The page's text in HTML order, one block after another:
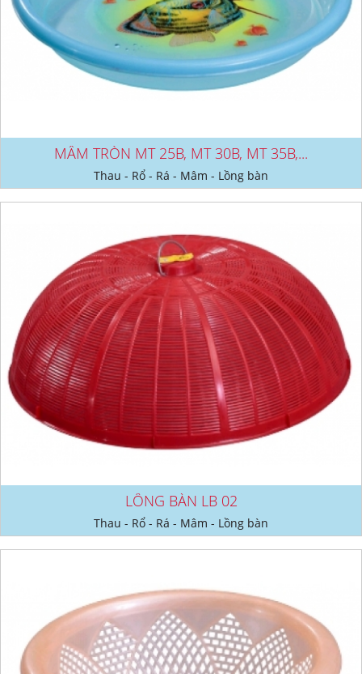
MÂM TRÒN MT 25B, MT 30B, MT 35B,...
Thau - Rổ - Rá - Mâm - Lồng bàn
LỒNG BÀN LB 02
Thau - Rổ - Rá - Mâm - Lồng bàn